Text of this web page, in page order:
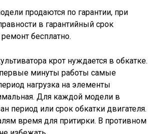
продаются по гарантии, при
в гарантийный срок
бесплатно.
крот нуждается в обкатке.
минуты работы самые
нагрузка на элементы
Для каждой модели в
период или срок обкатки двигателя.
время для притирки. В противном